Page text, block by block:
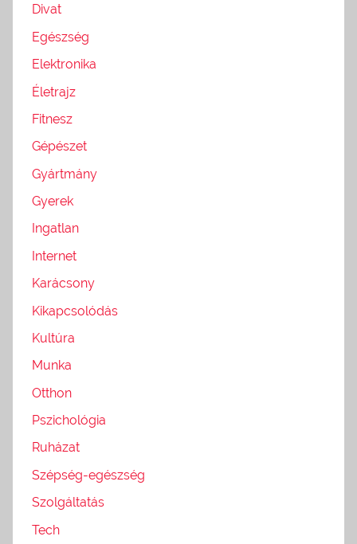
Divat
Egészség
Elektronika
Életrajz
Fitnesz
Gépészet
Gyártmány
Gyerek
Ingatlan
Internet
Karácsony
Kikapcsolódás
Kultúra
Munka
Otthon
Pszichológia
Ruházat
Szépség-egészség
Szolgáltatás
Tech